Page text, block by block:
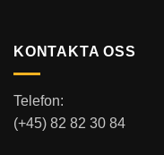
KONTAKTA OSS
Telefon:
(+45) 82 82 30 84